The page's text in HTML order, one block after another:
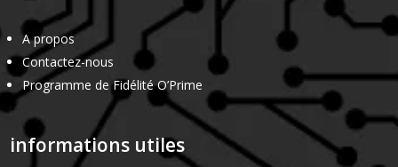
A propos
Contactez-nous
Programme de Fidélité O’Prime
informations utiles